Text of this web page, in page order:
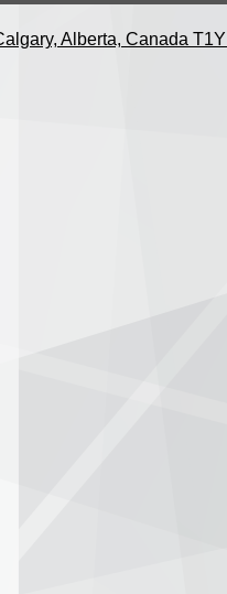
Alberta, Canada